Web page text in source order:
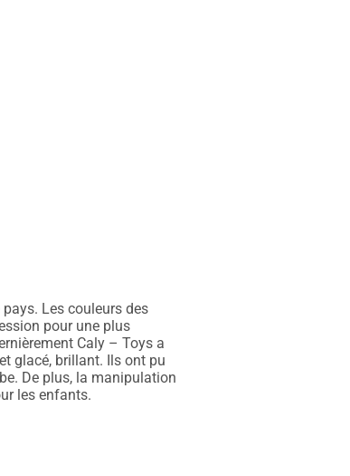
Les couleurs des
pour une plus
Caly – Toys a
glacé, brillant. Ils ont pu
De plus, la manipulation
les enfants.